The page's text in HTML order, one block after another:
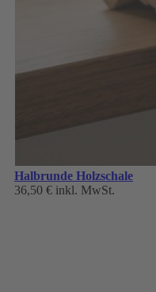
Halbrunde Holzschale
36,50 € inkl. MwSt.